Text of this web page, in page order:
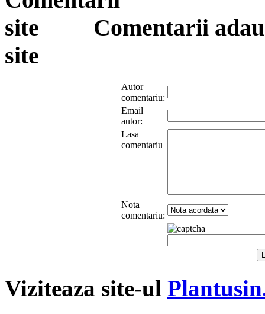
Comentarii
site
Autor
comentariu:
Email
autor:
Lasa
comentariu
Nota
comentariu:
Viziteaza site-ul